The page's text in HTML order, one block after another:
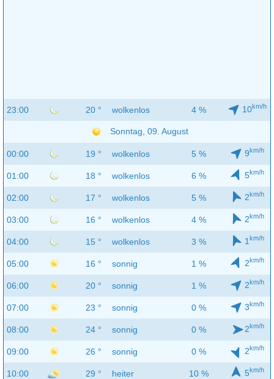
23:00 20 ° wolkenlos 4 % 10km/h
Sonntag, 09. August
00:00 19 ° wolkenlos 5 % 9km/h
01:00 18 ° wolkenlos 6 % 5km/h
02:00 17 ° wolkenlos 5 % 2km/h
03:00 16 ° wolkenlos 4 % 2km/h
04:00 15 ° wolkenlos 3 % 1 km/h
05:00 16 ° sonnig 1 % 2km/h
06:00 20 ° sonnig 1 % 2km/h
07:00 23 ° sonnig 0 % 3km/h
08:00 24 ° sonnig 0 % 2km/h
09:00 26 ° sonnig 0 % 2km/h
10:00 29 ° heiter 10 % 5km/h